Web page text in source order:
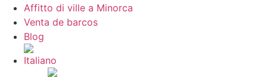
Affitto di ville a Minorca
Venta de barcos
Blog